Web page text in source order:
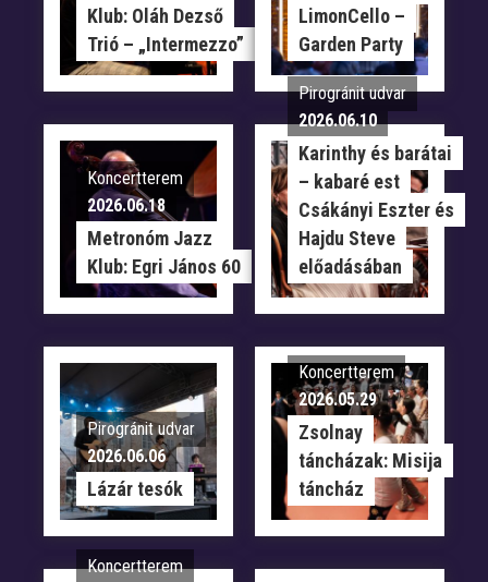
Klub: Oláh Dezső
Trió – „Intermezzo”
LimonCello –
Garden Party
Koncertterem
2026.06.18
Metronóm Jazz
Klub: Egri János 60
Pirogránit udvar
2026.06.10
Karinthy és barátai
– kabaré est
Csákányi Eszter és
Hajdu Steve
előadásában
Pirogránit udvar
2026.06.06
Lázár tesók
Koncertterem
2026.05.29
Zsolnay
táncházak: Misija
táncház
Koncertterem